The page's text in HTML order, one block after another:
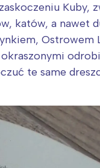
Kuby,
katów, a nawet
Ostrowem
te same